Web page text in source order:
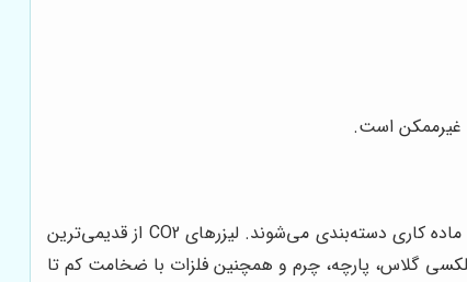
غیرممکن است.
انتخاب صحیح دستگاه برش لیزر مستلزم شناخت انواع آن و تطابق با نیازهای تولید است. این دستگاه‌ها عمدتاً بر اساس نوع منبع لیزر و ماده کاری دسته‌بندی می‌شوند. لیزرهای CO2 از قدیمی‌ترین
پلکسی گلاس، پارچه، چرم و همچنین فلزات با ضخامت کم تا